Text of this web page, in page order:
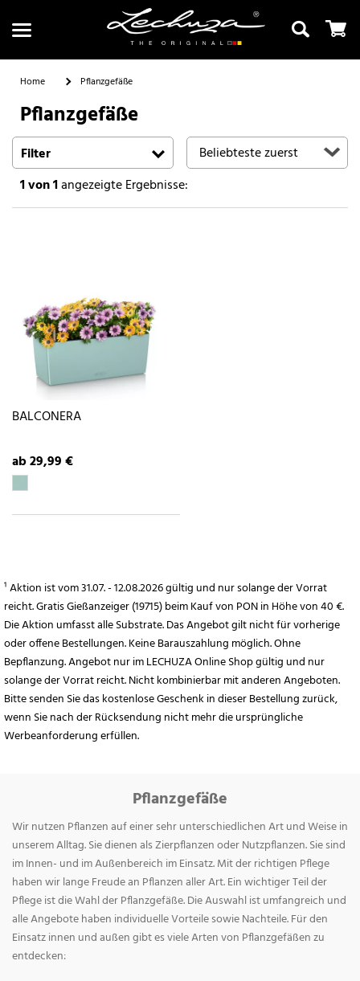
Suchen
Home Pflanzgefäße
Pflanzgefäße
Filter
1von 1angezeigte Ergebnisse:
BALCONERA
ab 29,99 €
¹ Aktion ist vom 31.07. - 12.08.2026 gültig und nur solange der Vorrat
reicht. Gratis Gießanzeiger (19715) beim Kauf von PON in Höhe von 40 €.
Die Aktion umfasst alle Substrate. Das Angebot gilt nicht für vorherige
oder offene Bestellungen. Keine Barauszahlung möglich. Ohne
Bepflanzung. Angebot nur im LECHUZA Online Shop gültig und nur
solange der Vorrat reicht. Nicht kombinierbar mit anderen Angeboten.
Bitte senden Sie das kostenlose Geschenk in dieser Bestellung zurück,
wenn Sie nach der Rücksendung nicht mehr die ursprüngliche
Werbeanforderung erfüllen.
Pflanzgefäße
Wir nutzen Pflanzen auf einer sehr unterschiedlichen Art und Weise in
unserem Alltag. Sie dienen als Zierpflanzen oder Nutzpflanzen. Sie sind
im Innen- und im Außenbereich im Einsatz. Mit der richtigen Pflege
haben wir lange Freude an Pflanzen aller Art. Ein wichtiger Teil der
Pflege ist die Wahl der Pflanzgefäße. Die Auswahl ist umfangreich und
alle Angebote haben individuelle Vorteile sowie Nachteile. Für den
Einsatz innen und außen gibt es viele Arten von Pflanzgefäßen zu
entdecken: